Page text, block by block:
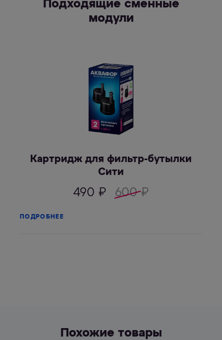
Подходящие сменные
модули
Картридж для фильтр-бутылки
Сити
490 ₽ 600₽
ПОДРОБНЕЕ
Похожие товары